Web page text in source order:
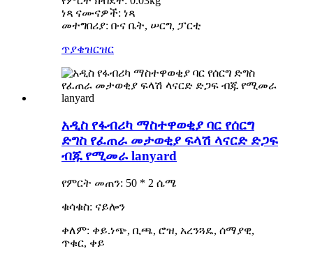
ነጻ ናሙናዎች: ነጻ
መተግበሪያ: ቡና ቤት, ሠርግ, ፓርቲ
ጥያቄዝርዝር
አዲስ የፋብሪካ ማስተዋወቂያ ባር የሰርግ
ድግስ የፈጠራ መታወቂያ ፍላሽ ላናርድ ድጋፍ
ብጁ የሚመራ lanyard
የምርት መጠን: 50 * 2 ሴሜ
ቁሳቁስ: ናይሎን
ቀለም: ቀይ.ነጭ, ቢጫ, ሮዝ, አረንጓዴ, ሰማያዊ,
ጥቁር, ቀይ